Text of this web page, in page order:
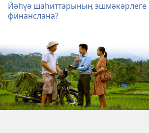
Йәһүә шаһиттарының эшмәкәрлеге
финанслана?